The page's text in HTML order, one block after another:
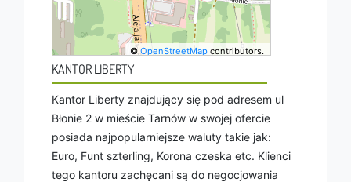
©OpenStreetMap contributors.
KANTOR LIBERTY
Kantor Liberty znajdujący się pod adresem ul
Błonie 2 w mieście Tarnów w swojej ofercie
posiada najpopularniejsze waluty takie jak:
Euro, Funt szterling, Korona czeska etc. Klienci
tego kantoru zachęcani są do negocjowania